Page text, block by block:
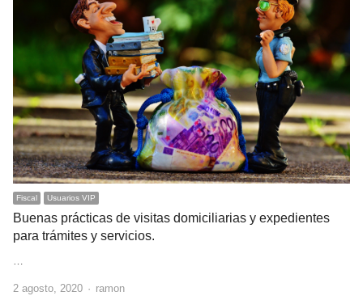
Fiscal Usuarios VIP
Buenas prácticas de visitas domiciliarias y expedientes
para trámites y servicios.
…
2 agosto, 2020 Author
ramon